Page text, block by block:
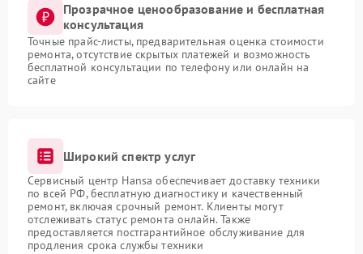
Прозрачное ценообразование и бесплатная
консультация
Точные прайс-листы, предварительная оценка стоимости
ремонта, отсутствие скрытых платежей и возможность
бесплатной консультации по телефону или онлайн на
сайте
Широкий спектр услуг
Сервисный центр Hansa обеспечивает доставку техники
по всей РФ, бесплатную диагностику и качественный
ремонт, включая срочный ремонт. Клиенты могут
отслеживать статус ремонта онлайн. Также
предоставляется постгарантийное обслуживание для
продления срока службы техники